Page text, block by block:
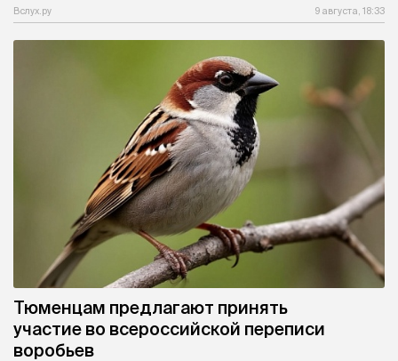
Вслух.ру 9 августа, 18:33
Тюменцам предлагают принять
участие во всероссийской переписи
воробьев